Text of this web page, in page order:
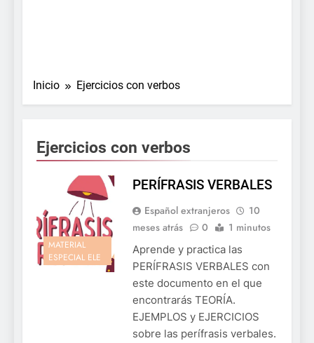
Inicio Ejercicios con verbos
Ejercicios con verbos
MATERIAL
ESPECIAL ELE
PERÍFRASIS VERBALES
Español extranjeros
10
meses atrás
0 1 minutos
Aprende y practica las
PERÍFRASIS VERBALES con
este documento en el que
encontrarás TEORÍA.
EJEMPLOS y EJERCICIOS
sobre las perífrasis verbales.